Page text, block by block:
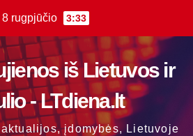
8 rugpjūčio 3:33
iš Lietuvos ir
- LTdiena.lt
įdomybės, Lietuvoje